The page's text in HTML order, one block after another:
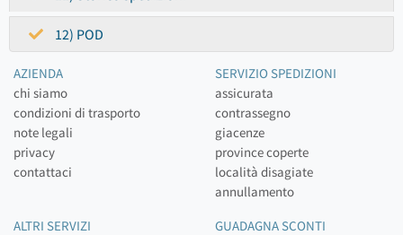
12) POD
AZIENDA
chi siamo
condizioni di trasporto
note legali
privacy
contattaci
SERVIZIO SPEDIZIONI
assicurata
contrassegno
giacenze
province coperte
località disagiate
annullamento
ALTRI SERVIZI
GUADAGNA SCONTI